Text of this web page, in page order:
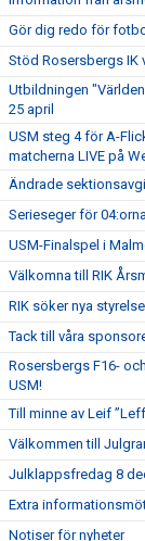
Gör dig redo för
Stöd Rosersbergs IK
Utbildningen
25 april
USM steg 4 för A-
matcherna LIVE på
Ändrade
Serieseger för
USM-Finalspel i
Välkomna till RIK
RIK söker nya
Tack till våra
Rosersbergs F16-
USM!
Till minne av Leif
Välkommen till
Julklappsfredag 8
Extra
Notiser för nyheter